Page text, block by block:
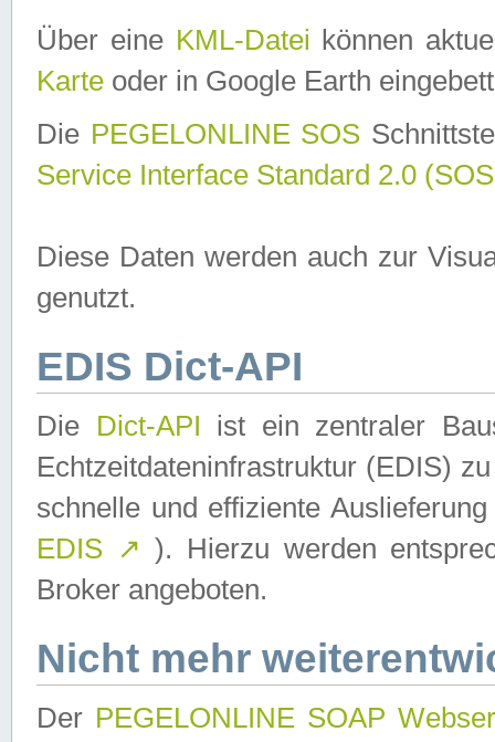
Über eine KML-Datei können
Karte oder in Google Earth
Die PEGELONLINE SOS
Service Interface Standard 2.0
Diese Daten werden auch zur
genutzt.
EDIS Dict-API
Die Dict-API ist ein zentraler
Echtzeitdateninfrastruktur (EDIS)
schnelle und effiziente
EDIS ↗ ). Hierzu werden
Broker angeboten.
Nicht mehr
Der PEGELONLINE SOAP